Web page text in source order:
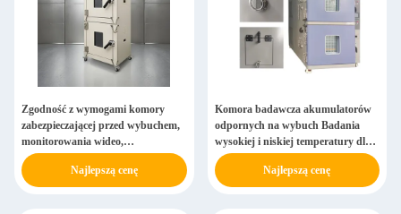
Zgodność z wymogami komory
zabezpieczającej przed wybuchem,
monitorowania wideo,
elektronicznego zamykania baterii,
urządzenia do testowania igły
Najlepszą cenę
Komora badawcza akumulatorów
odpornych na wybuch Badania
wysokiej i niskiej temperatury dla
akumulatorów nowej energii
Najlepszą cenę